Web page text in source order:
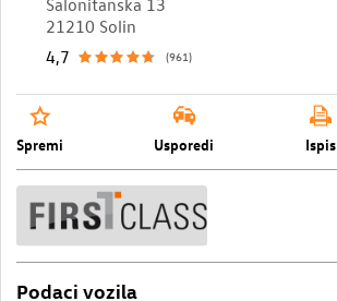
21210 Solin
4,7
(961)
Spremi Usporedi Ispis
Podaci vozila